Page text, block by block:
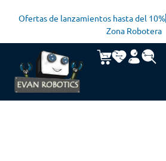
Ofertas de lanzamientos hasta del 10%
Zona Robotera